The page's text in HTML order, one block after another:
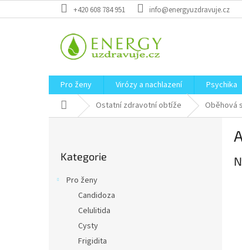
na
+420 608 784 951 info@energyuzdravuje.cz
Pro ženy Virózy a nachlazení Psychika
Domů Ostatní zdravotní obtíže Oběhová
kategorie
Kategorie
Pro ženy
Candidoza
Celulitida
Cysty
Frigidita